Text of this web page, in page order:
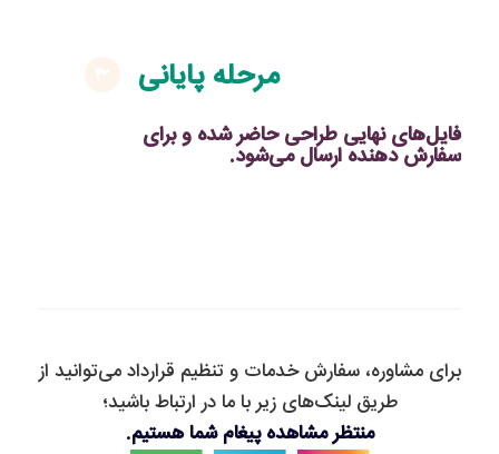
مرحله پایانی
فایل‌های نهایی طراحی حاضر شده و برای
سفارش دهنده ارسال می‌شود.
برای مشاوره، سفارش خدمات و تنظیم قرارداد می‌توانید از
طریق لینک‌های زیر با ما در ارتباط باشید؛
منتظر مشاهده پیغام شما هستیم.